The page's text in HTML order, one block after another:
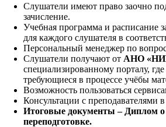
Слушатели имеют право заочно
зачисление.
Учебная программа и расписание
для каждого слушателя в
Персональный менеджер по
Слушатели получают от АНО
специализированному порталу, где
требующиеся в процессе учёбы
Возможность пользоваться
Консультации с преподавателями
Итоговые документы – Диплом о
переподготовке.